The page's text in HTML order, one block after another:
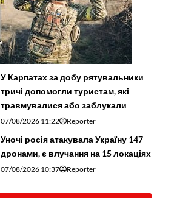
У Карпатах за добу рятувальники
тричі допомогли туристам, які
травмувалися або заблукали
07/08/2026 11:22 Reporter
Уночі росія атакувала Україну 147
дронами, є влучання на 15 локаціях
07/08/2026 10:37 Reporter